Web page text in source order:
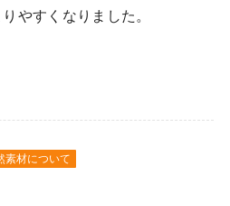
やすくなりました。
素材について